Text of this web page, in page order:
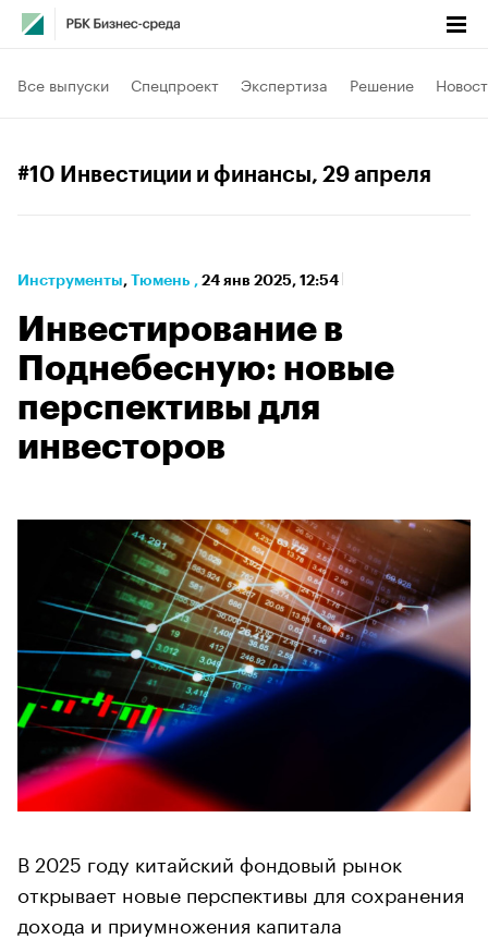
Все выпуски Спецпроект Экспертиза Решение
#10 Инвестиции и финансы, 29 апреля
Инструменты⁠, Тюмень , 24 янв 2025, 12:54
Инвестирование в
Поднебесную: новые
перспективы для
инвесторов
В 2025 году китайский фондовый рынок
открывает новые перспективы для сохранения
дохода и приумножения капитала